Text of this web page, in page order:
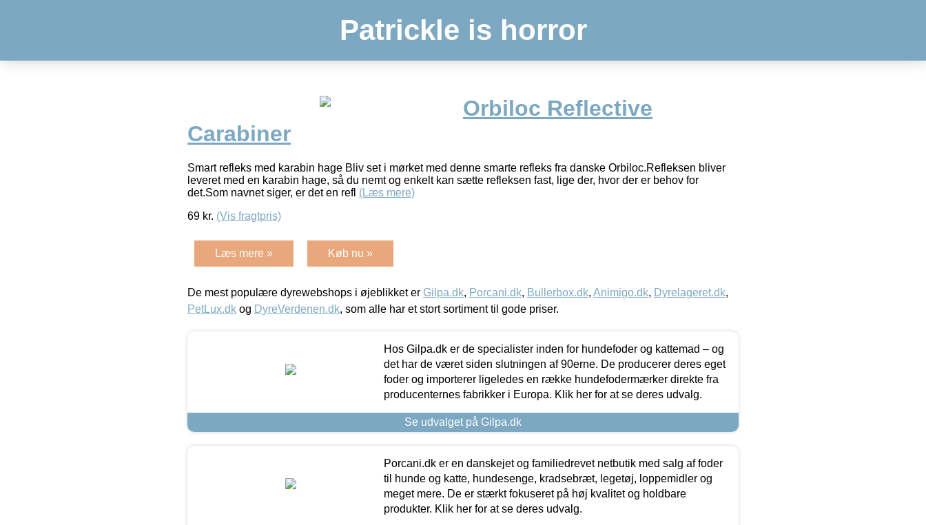
Patrickle is horror
Orbiloc Reflective
Carabiner
Smart refleks med karabin hage Bliv set i mørket med denne smarte refleks fra danske Orbiloc.Refleksen bliver
leveret med en karabin hage, så du nemt og enkelt kan sætte refleksen fast, lige der, hvor der er behov for
det.Som navnet siger, er det en refl (Læs mere)
69 kr. (Vis fragtpris)
Læs mere » Køb nu »
De mest populære dyrewebshops i øjeblikket er Gilpa.dk, Porcani.dk, Bullerbox.dk, Animigo.dk, Dyrelageret.dk,
PetLux.dk og DyreVerdenen.dk, som alle har et stort sortiment til gode priser.
Hos Gilpa.dk er de specialister inden for hundefoder og kattemad – og
det har de været siden slutningen af 90erne. De producerer deres eget
foder og importerer ligeledes en række hundefodermærker direkte fra
producenternes fabrikker i Europa. Klik her for at se deres udvalg.
Se udvalget på Gilpa.dk
Porcani.dk er en danskejet og familiedrevet netbutik med salg af foder
til hunde og katte, hundesenge, kradsebræt, legetøj, loppemidler og
meget mere. De er stærkt fokuseret på høj kvalitet og holdbare
produkter. Klik her for at se deres udvalg.